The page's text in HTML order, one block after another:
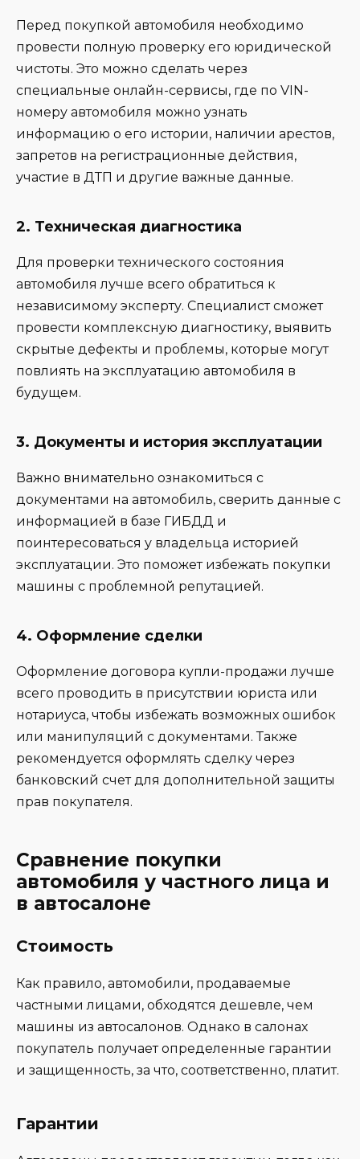
Перед покупкой автомобиля необходимо
провести полную проверку его юридической
чистоты. Это можно сделать через
специальные онлайн-сервисы, где по VIN-
номеру автомобиля можно узнать
информацию о его истории, наличии арестов,
запретов на регистрационные действия,
участие в ДТП и другие важные данные.
2. Техническая диагностика
Для проверки технического состояния
автомобиля лучше всего обратиться к
независимому эксперту. Специалист сможет
провести комплексную диагностику, выявить
скрытые дефекты и проблемы, которые могут
повлиять на эксплуатацию автомобиля в
будущем.
3. Документы и история эксплуатации
Важно внимательно ознакомиться с
документами на автомобиль, сверить данные с
информацией в базе ГИБДД и
поинтересоваться у владельца историей
эксплуатации. Это поможет избежать покупки
машины с проблемной репутацией.
4. Оформление сделки
Оформление договора купли-продажи лучше
всего проводить в присутствии юриста или
нотариуса, чтобы избежать возможных ошибок
или манипуляций с документами. Также
рекомендуется оформлять сделку через
банковский счет для дополнительной защиты
прав покупателя.
Сравнение покупки
автомобиля у частного лица и
в автосалоне
Стоимость
Как правило, автомобили, продаваемые
частными лицами, обходятся дешевле, чем
машины из автосалонов. Однако в салонах
покупатель получает определенные гарантии
и защищенность, за что, соответственно, платит.
Гарантии